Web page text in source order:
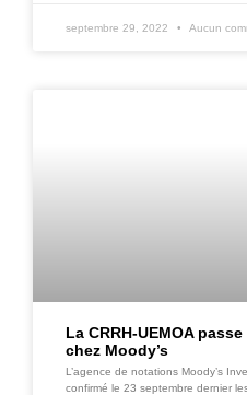
septembre 29, 2022 Aucun
La CRRH-UEMOA
chez Moody’s
L’agence de notations Moody’s
confirmé le 23 septembre dernier